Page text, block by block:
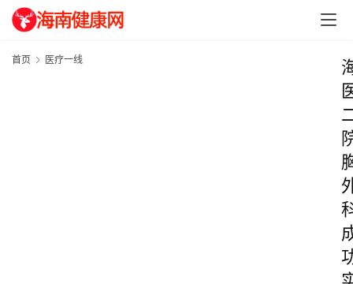
首页 医疗一线